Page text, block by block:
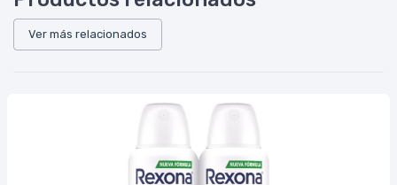
Ver más relacionados